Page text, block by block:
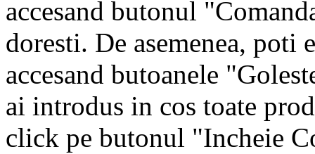
accesand butonul
doresti. De asemenea, poti
accesand butoanele
ai introdus in cos toate
click pe butonul "Incheie